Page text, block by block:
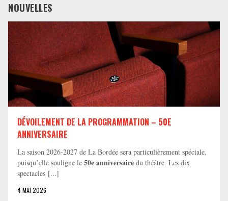
NOUVELLES
DÉVOILEMENT DE LA PROGRAMMATION – 50E
ANNIVERSAIRE
La saison 2026-2027 de La Bordée sera particulièrement spéciale,
puisqu’elle souligne le 50e anniversaire du théâtre. Les dix
spectacles [...]
4 MAI 2026